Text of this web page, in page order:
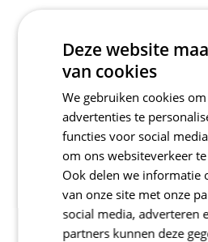
Deze website
van cookies
We gebruiken cookies
advertenties te
functies voor social
om ons websiteverkeer
Ook delen we informatie
van onze site met onze
social media, adverteren
partners kunnen deze